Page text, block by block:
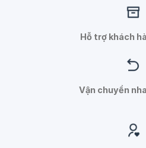
Hỗ trợ khách
Vận chuyển